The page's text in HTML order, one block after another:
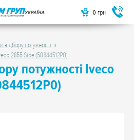
0 грн
відбору потужності
2855 Side (50844512P0)
потужності Iveco